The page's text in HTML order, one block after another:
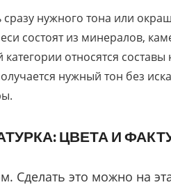
нужного тона или
состоят из минералов,
относятся
нужный тон без
ЦВЕТА И
это можно на